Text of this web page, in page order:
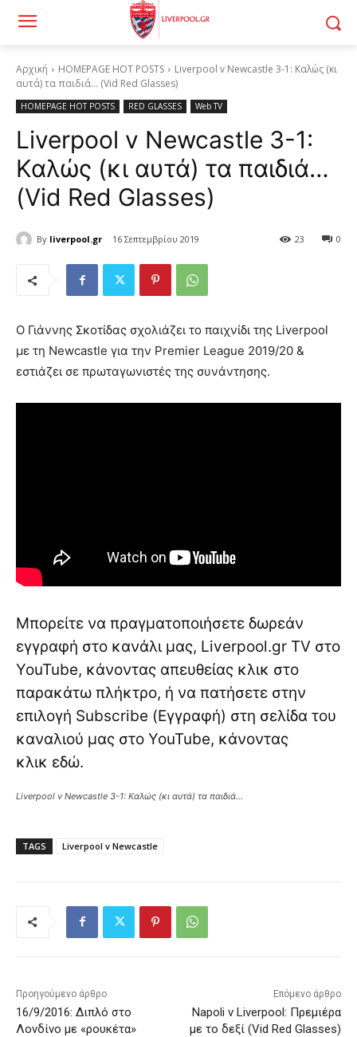
Αρχική HOMEPAGE HOT POSTS
Liverpool v Newcastle 3-1: Καλώς (κι
αυτά) τα παιδιά... (Vid Red Glasses)
HOMEPAGE HOT POSTS RED GLASSES Web TV
Liverpool v Newcastle 3-1:
Καλώς (κι αυτά) τα παιδιά…
(Vid Red Glasses)
By liverpool.gr 16 Σεπτεμβρίου 2019 0
23
Ο Γιάννης Σκοτίδας σχολιάζει το παιχνίδι της Liverpool
με τη Newcastle για την Premier League 2019/20 &
εστιάζει σε πρωταγωνιστές της συνάντησης.
Μπορείτε να πραγματοποιήσετε δωρεάν
εγγραφή στο κανάλι μας, Liverpool.gr TV στο
YouTube, κάνοντας απευθείας κλικ στο
παρακάτω πλήκτρο, ή να πατήσετε στην
επιλογή Subscribe (Εγγραφή) στη σελίδα του
καναλιού μας στο YouTube, κάνοντας
κλικ εδώ.
Liverpool v Newcastle 3-1: Καλώς (κι αυτά) τα παιδιά…
TAGS Liverpool v Newcastle
Προηγούμενο άρθρο
16/9/2016: Διπλό στο
Λονδίνο με «ρουκέτα»
Επόμενο άρθρο
Napoli v Liverpool: Πρεμιέρα
με το δεξί (Vid Red Glasses)